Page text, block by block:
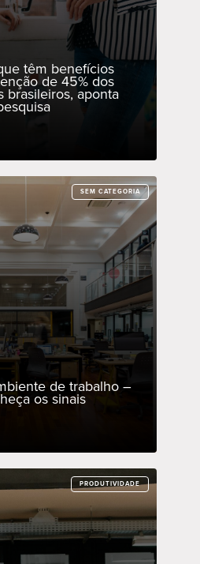
têm benefícios
de 45% dos
brasileiros, aponta
SEM CATEGORIA
de trabalho –
os sinais
SEM CATEGORIA
PRODUTIVIDADE
PRODUTIVIDADE